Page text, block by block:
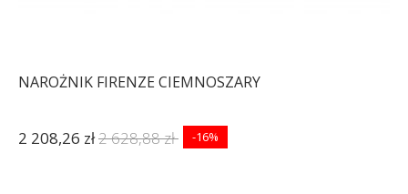
NAROŻNIK FIRENZE CIEMNOSZARY
2 208,26 zł2 628,88 zł -16%